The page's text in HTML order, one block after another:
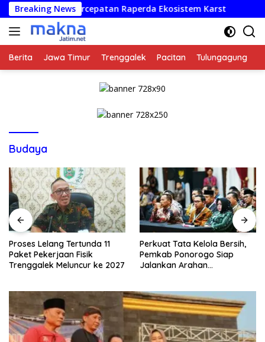
Langsung
ke
konten
Breaking News
Percepatan Raperda Ekosistem Karst Proses
Berita Jawa Timur Trenggalek Pacitan Tulungagung
Budaya
Proses Lelang Tertunda 11
Paket Pekerjaan Fisik
Trenggalek Meluncur ke 2027
Perkuat Tata Kelola Bersih,
Pemkab Ponorogo Siap
Jalankan Arahan